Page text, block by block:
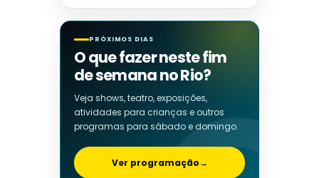
PRÓXIMOS DIAS
O que fazer neste fim
de semana no Rio?
Veja shows, teatro, exposições,
atividades para crianças e outros
programas para sábado e domingo.
Ver programação→